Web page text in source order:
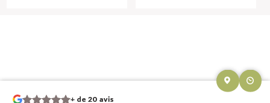
+ de 20 avis